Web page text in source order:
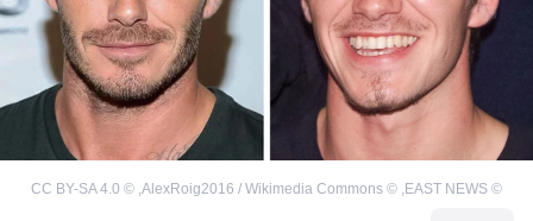
©
EAST NEWS
,
©
AlexRoig2016 / Wikimedia Commons
,
©
CC BY-SA 4.0